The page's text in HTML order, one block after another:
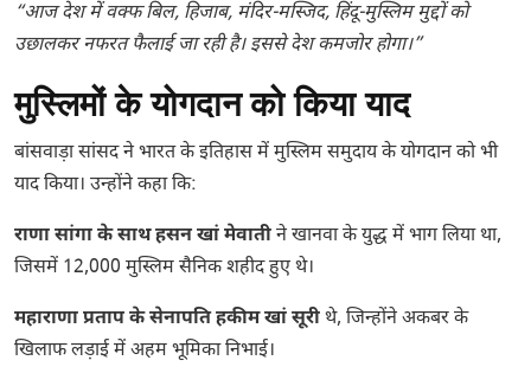
“आज देश में वक्फ बिल, हिजाब, मंदिर-मस्जिद, हिंदू-मुस्लिम मुद्दों को
उछालकर नफरत फैलाई जा रही है। इससे देश कमजोर होगा।”
मुस्लिमों के योगदान को किया याद
बांसवाड़ा सांसद ने भारत के इतिहास में मुस्लिम समुदाय के योगदान को भी
याद किया। उन्होंने कहा कि:
राणा सांगा के साथ हसन खां मेवातीने खानवा के युद्ध में भाग लिया था,
जिसमें 12,000 मुस्लिम सैनिक शहीद हुए थे।
महाराणा प्रताप के सेनापति हकीम खां सूरीथे, जिन्होंने अकबर के
खिलाफ लड़ाई में अहम भूमिका निभाई।